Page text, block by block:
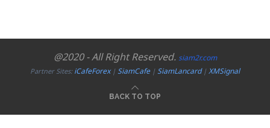
@2020 - All Right Reserved. siam2r.com
Partner Sites:iCafeForex|SiamCafe|SiamLancard|XMSignal
BACK TO TOP